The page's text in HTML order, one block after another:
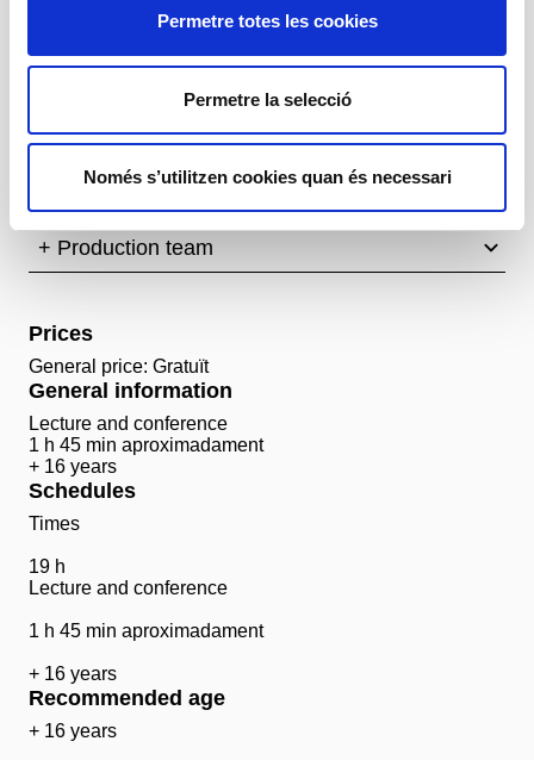
Permetre totes les cookies
Permetre la selecció
Només s’utilitzen cookies quan és necessari
Direcció i coordinació
Amb
Neus Pàmies, Eva Piquer, Rosa Renom
+ Production team
Prices
General price: Gratuït
General information
Lecture and conference
1 h 45 min aproximadament
+ 16 years
Schedules
Times
19 h
Lecture and conference
1 h 45 min aproximadament
+ 16 years
Recommended age
+ 16 years